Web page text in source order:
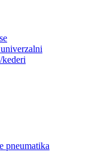
kederi
pneumatika